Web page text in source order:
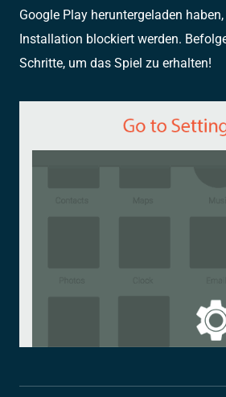
Google Play heruntergeladen
Installation blockiert werden.
Schritte, um das Spiel zu erhalten!